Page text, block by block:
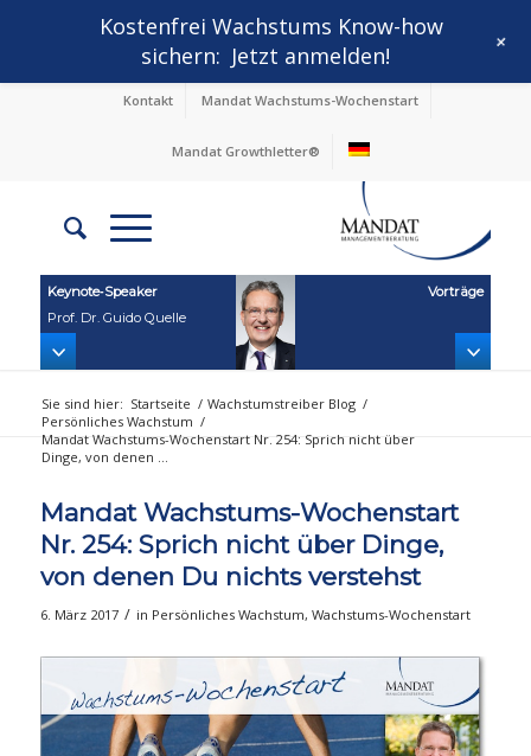
Kontakt Mandat Wachstums-Wochenstart
Mandat Growthletter®
Keynote‑Speaker
Prof. Dr. Guido Quelle
Vorträge
Sie sind hier: Startseite / Wachstumstreiber Blog /
Persönliches Wachstum /
Mandat Wachstums-Wochenstart Nr. 254: Sprich nicht über
Dinge, von denen ...
Mandat Wachstums-Wochenstart
Nr. 254: Sprich nicht über Dinge,
von denen Du nichts verstehst
6. März 2017 / in Persönliches Wachstum, Wachstums-Wochenstart
Kostenfrei Wachstums Know-how
sichern: Jetzt anmelden! +